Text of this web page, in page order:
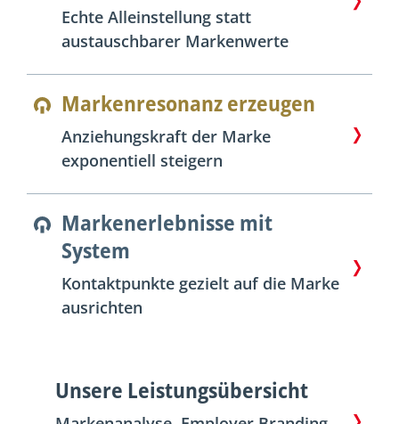
Echte Alleinstellung statt
austauschbarer Markenwerte
Markenresonanz erzeugen
Anziehungskraft der Marke
exponentiell steigern
Markenerlebnisse mit
System
Kontaktpunkte gezielt auf die Marke
ausrichten
Unsere Leistungsübersicht